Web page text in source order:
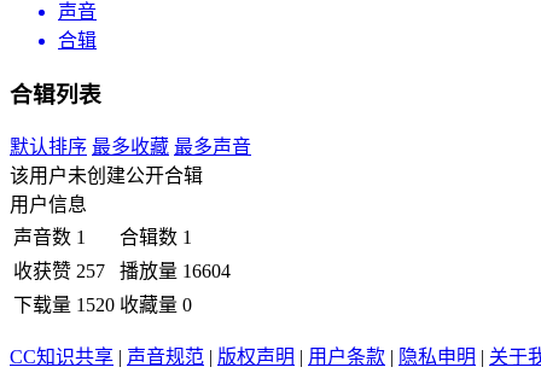
声音
合辑
合辑列表
默认排序 最多收藏 最多声音
该用户未创建公开合辑
用户信息
声音数 1 合辑数 1
收获赞 257 播放量 16604
下载量 1520 收藏量 0
CC知识共享 | 声音规范 | 版权声明 | 用户条款 | 隐私申明 | 关于